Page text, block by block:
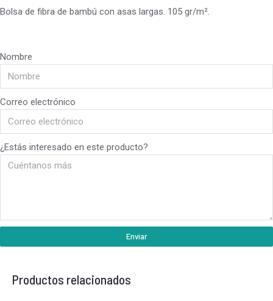
Bolsa de fibra de bambú con asas largas. 105 gr/m².
Nombre
Correo electrónico
¿Estás interesado en este producto?
Enviar
Productos relacionados